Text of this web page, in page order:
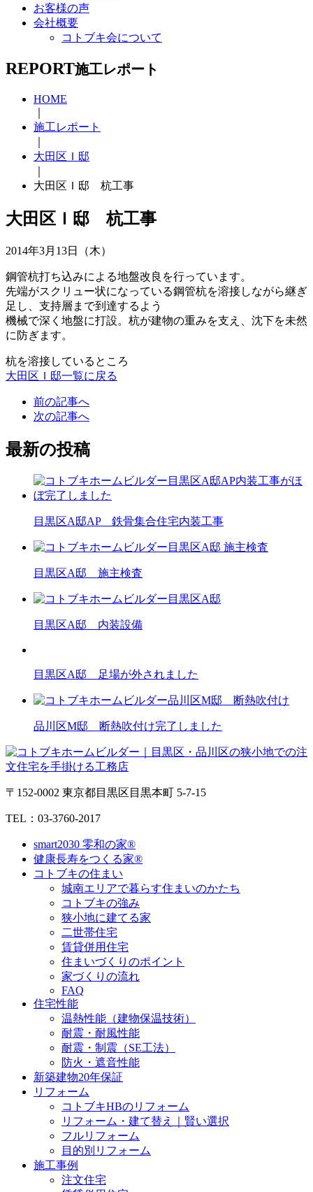
お客様の声
会社概要
コトブキ会について
REPORT施工レポート
HOME
施工レポート
大田区Ｉ邸
大田区Ｉ邸 杭工事
大田区Ｉ邸 杭工事
2014年3月13日（木）
鋼管杭打ち込みによる地盤改良を行っています。
先端がスクリュー状になっている鋼管杭を溶接しながら継ぎ
足し、支持層まで到達するよう
機械で深く地盤に打設。杭が建物の重みを支え、沈下を未然
に防ぎます。
杭を溶接しているところ
大田区Ｉ邸一覧に戻る
前の記事へ
次の記事へ
最新の投稿
目黒区A邸AP 鉄骨集合住宅内装工事
目黒区A邸 施主検査
目黒区A邸 内装設備
目黒区A邸 足場が外されました
品川区M邸 断熱吹付け完了しました
〒152-0002 東京都目黒区目黒本町 5-7-15
TEL：03-3760-2017
smart2030 零和の家®
健康長寿をつくる家®
コトブキの住まい
城南エリアで暮らす住まいのかたち
コトブキの強み
狭小地に建てる家
二世帯住宅
賃貸併用住宅
住まいづくりのポイント
家づくりの流れ
FAQ
住宅性能
温熱性能（建物保温技術）
耐震・耐風性能
耐震・制震（SE工法）
防火・遮音性能
新築建物20年保証
リフォーム
コトブキHBのリフォーム
リフォーム・建て替え｜賢い選択
フルリフォーム
目的別リフォーム
施工事例
注文住宅